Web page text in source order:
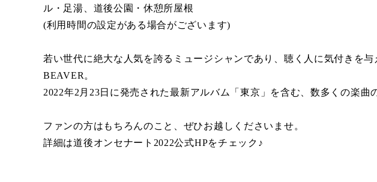
ル・足湯、道後公園・休憩所屋根
(利用時間の設定がある場合がございます)
若い世代に絶大な人気を誇るミュージシャンであり、聴く人に気付きを
BEAVER。
2022年2月23日に発売された最新アルバム「東京」を含む、数多くの楽曲
ファンの方はもちろんのこと、ぜひお越しくださいませ。
詳細は道後オンセナート2022公式HPをチェック♪